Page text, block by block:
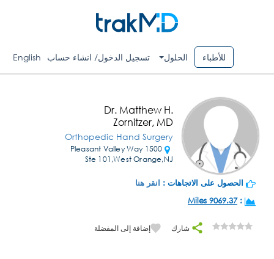
للأطباء الحلول تسجيل الدخول/ انشاء حساب English
Dr. Matthew H.
Zornitzer, MD
Orthopedic Hand Surgery
1500 Pleasant Valley Way
Ste 101,West Orange,NJ
الحصول على الاتجاهات : انقر هنا
:
9069.37 Miles
شارك إضافة إلى المفضلة